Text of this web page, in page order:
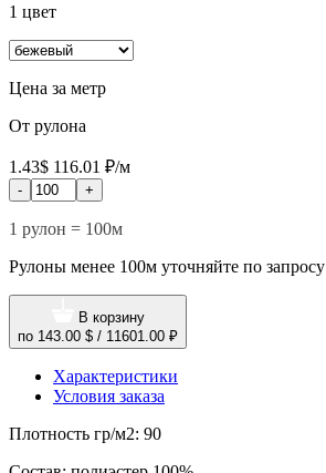
1 цвет
Цена за метр
От рулона
1.43$ 116.01 ₽/м
- +
1 рулон = 100м
Рулоны менее 100м уточняйте по запросу
В корзину
по 143.00 $ / 11601.00 ₽
Характеристики
Условия заказа
Плотность гр/м2: 90